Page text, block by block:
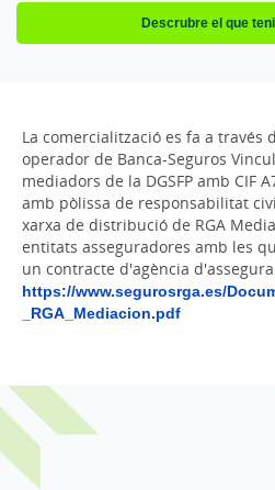
Descrubre el que
La comercialització es fa a través
operador de Banca-Seguros
mediadors de la DGSFP amb CIF
amb pòlissa de responsabilitat
xarxa de distribució de RGA
entitats asseguradores amb les
un contracte d'agència
https://www.segurosrga.es/
_RGA_Mediacion.pdf